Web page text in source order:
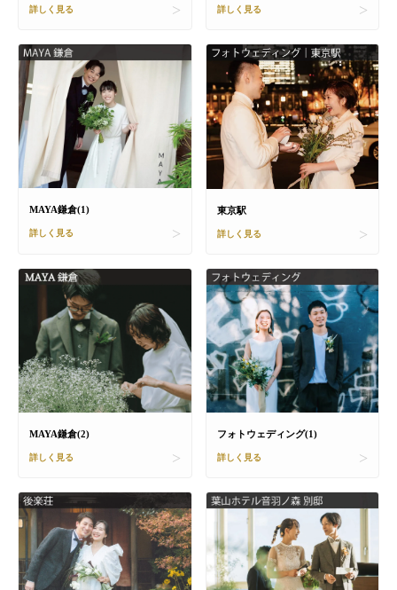
詳しく見る 詳しく見る
MAYA鎌倉(1)
詳しく見る
東京駅
詳しく見る
MAYA鎌倉(2)
詳しく見る
フォトウェディング(1)
詳しく見る